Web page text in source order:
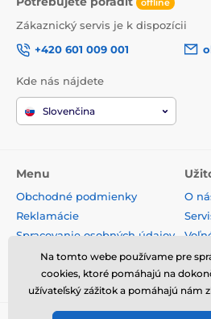
Zákaznický servis je k dispozícii
+420 601 009 001
Kde nás nájdete
Slovenčina
Menu
Obchodné podmienky
Reklamácie
Spracovanie osobných údajov
Doprava a platba
Odstúpenie od zmluvy
O
Na tomto webe používame pre
cookies, ktoré pomáhajú na
užívateľský zážitok a pomáhajú nám